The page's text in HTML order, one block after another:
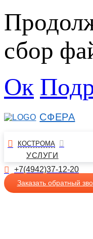
сбор
Ок
СФЕРА
КОСТРОМА
+7(4942)37-12-20
УСЛУГИ
Заказать обратный